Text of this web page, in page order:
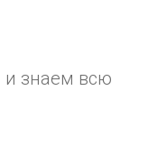
и знаем всю